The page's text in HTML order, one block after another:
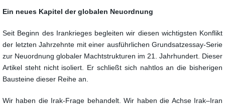
Ein neues Kapitel der globalen Neuordnung
Seit Beginn des Irankrieges begleiten wir diesen wichtigsten Konflikt
der letzten Jahrzehnte mit einer ausführlichen Grundsatzessay-Serie
zur Neuordnung globaler Machtstrukturen im 21. Jahrhundert. Dieser
Artikel steht nicht isoliert. Er schließt sich nahtlos an die bisherigen
Bausteine dieser Reihe an.
Wir haben die Irak-Frage behandelt. Wir haben die Achse Irak–Iran